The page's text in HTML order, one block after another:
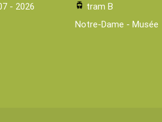
- 2026 tram tram B
Notre-Dame - Musée